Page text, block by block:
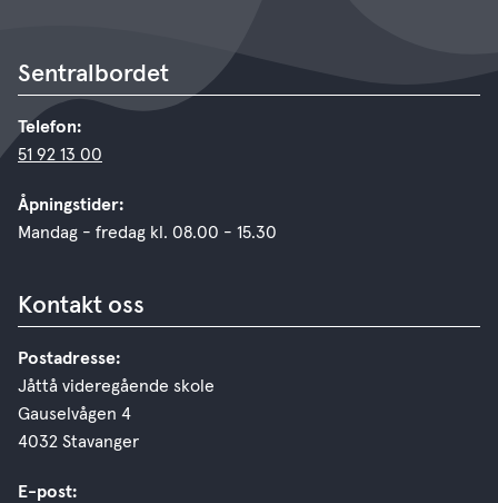
Sentralbordet
Telefon:
51 92 13 00
Åpningstider:
Mandag - fredag kl. 08.00 - 15.30
Kontakt oss
Postadresse:
Jåttå videregående skole
Gauselvågen 4
4032 Stavanger
E-post: